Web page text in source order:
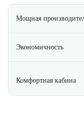
Мощная
Экономичность
Комфортная кабина
Простота